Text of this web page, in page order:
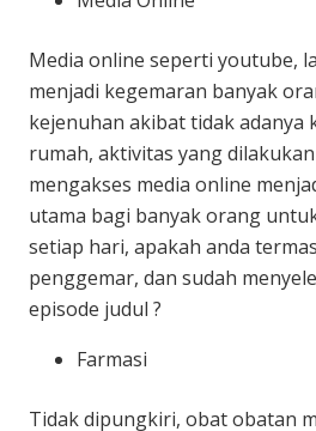
Media online seperti youtube,
menjadi kegemaran banyak
kejenuhan akibat tidak adanya
rumah, aktivitas yang
mengakses media online
utama bagi banyak orang
setiap hari, apakah anda
penggemar, dan sudah
episode judul ?
Farmasi
Tidak dipungkiri, obat obatan